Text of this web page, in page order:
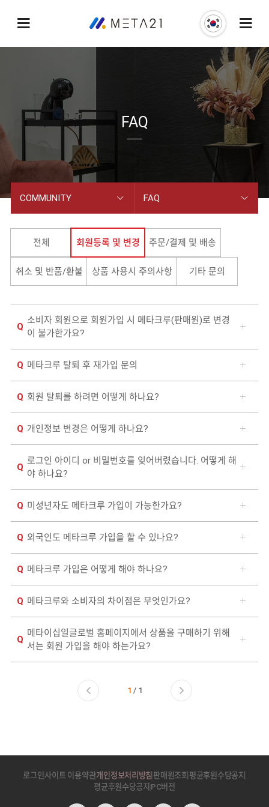
FAQ
COMMUNITY
COMPANY
BUSINESS
BRAND
COMMUNITY
FAQ
공지사항
잉글맥스
FAQ
평균후원수당공지
전체 회원등록 및 변경 주문/결제 및 배송
취소 및 반품/환불 상품 사용시 주의사항 기타 문의
소비자 회원으로 회원가입 시 메타크루(판매원)로 변경
이 불가한가요?
메타크루 탈퇴 후 재가입 문의
회원 탈퇴를 하려면 어떻게 하나요?
개인정보 변경은 어떻게 하나요?
로그인 아이디 or 비밀번호를 잊어버렸습니다. 어떻게 해
야 하나요?
미성년자도 메타크루 가입이 가능한가요?
외국인도 메타크루 가입을 할 수 있나요?
메타크루 가입은 어떻게 해야 하나요?
메타크루와 소비자의 차이점은 무엇인가요?
메타이십일글로벌 홈페이지에서 상품을 구매하기 위해
서는 회원 가입을 해야 하는가요?
1 / 1
로그인사이트 이용약관개인정보처리방침 판매원조회 평균후원수당공지
평균후원수당공지 PC버전